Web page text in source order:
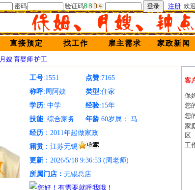
密码 验证码 注册 欢
直接预定 找工作 雇主需求 家政新闻
月嫂 育婴师 护工
工号:1551 点赞:7165
称呼:周阿姨 类型:住家
学历: 中学 经验:15年
技能: 综合家务 年龄:60岁属： 马
经历 ：2011年起做家政
籍贯 ：江苏无锡
更新 ：2026/5/18 9:36:53 (周老师)
所属门店： 无锡总店
客
保
您
您
家
区
工